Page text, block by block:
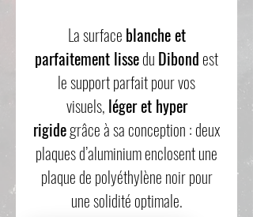
La surface blanche et
parfaitement lissedu Dibond est
le support parfait pour vos
visuels, léger et hyper
rigidegrâce à sa conception : deux
plaques d’aluminium enclosent une
plaque de polyéthylène noir pour
une solidité optimale.